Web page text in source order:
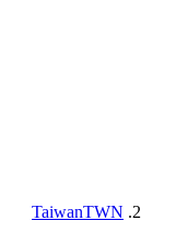
TaiwanTWN